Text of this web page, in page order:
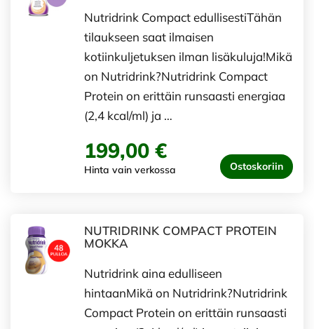
Nutridrink Compact edullisestiTähän
tilaukseen saat ilmaisen
kotiinkuljetuksen ilman lisäkuluja!Mikä
on Nutridrink?Nutridrink Compact
Protein on erittäin runsaasti energiaa
(2,4 kcal/ml) ja …
199,00 €
Hinta vain verkossa Ostoskoriin
NUTRIDRINK COMPACT PROTEIN
MOKKA
Nutridrink aina edulliseen
hintaanMikä on Nutridrink?Nutridrink
Compact Protein on erittäin runsaasti